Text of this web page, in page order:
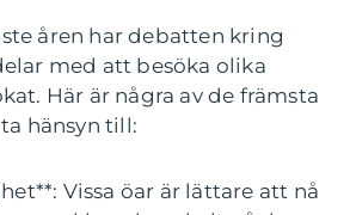
åren har debatten kring
med att besöka olika
Här är några av de främsta
hänsyn till:
Vissa öar är lättare att nå